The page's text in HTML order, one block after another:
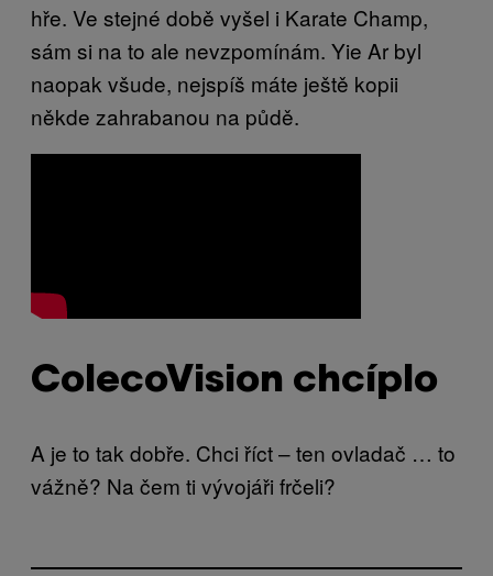
hře. Ve stejné době vyšel i Karate Champ,
sám si na to ale nevzpomínám. Yie Ar byl
naopak všude, nejspíš máte ještě kopii
někde zahrabanou na půdě.
ColecoVision chcíplo
A je to tak dobře. Chci říct – ten ovladač … to
vážně? Na čem ti vývojáři frčeli?